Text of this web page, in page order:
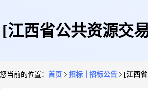
[江西省公共资源交
您当前的位置： 首页 招标｜招标公告 [江西